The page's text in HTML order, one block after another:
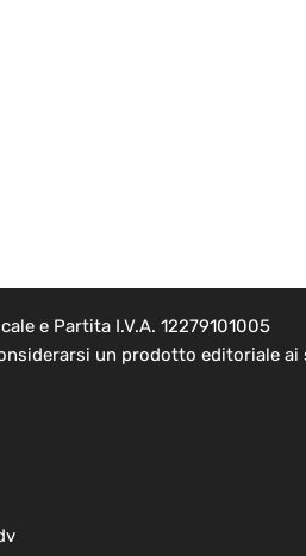
e Partita I.V.A. 12279101005
un prodotto editoriale ai